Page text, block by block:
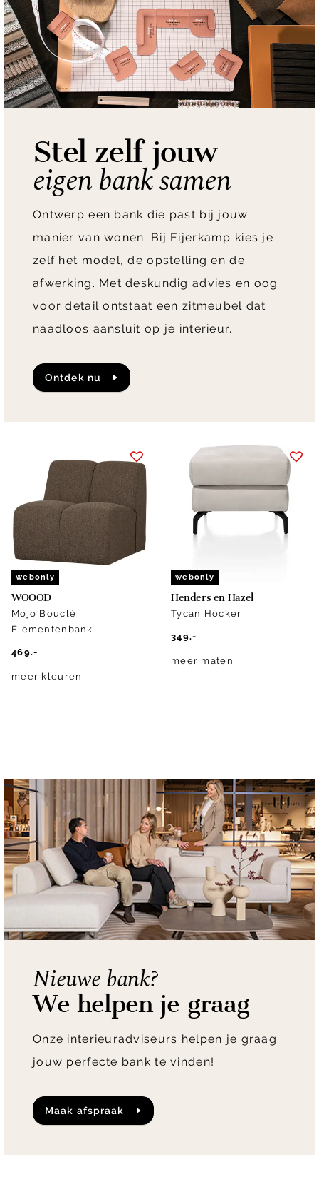
webonly
WOOOD
Mojo Bouclé
Elementenbank
469.-
meer kleuren
webonly
Henders en Hazel
Tycan Hocker
349.-
meer maten
Stel zelf jouw
eigen bank samen
Ontwerp een bank die past bij jouw
manier van wonen. Bij Eijerkamp kies je
zelf het model, de opstelling en de
afwerking. Met deskundig advies en oog
voor detail ontstaat een zitmeubel dat
naadloos aansluit op je interieur.
Ontdek nu
Nieuwe bank?
We helpen je graag
Onze interieuradviseurs helpen je graag
jouw perfecte bank te vinden!
maak afspraak